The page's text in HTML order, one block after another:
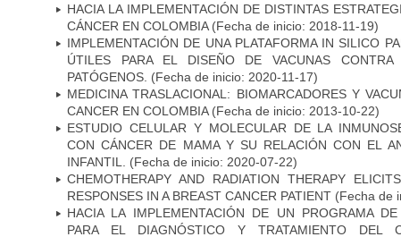
HACIA LA IMPLEMENTACIÓN DE DISTINTAS
CÁNCER EN COLOMBIA(Fecha de inicio: 2018-11-19)
IMPLEMENTACIÓN DE UNA PLATAFORMA IN SILICO
ÚTILES PARA EL DISEÑO DE VACUNAS
PATÓGENOS. (Fecha de inicio: 2020-11-17)
MEDICINA TRASLACIONAL: BIOMARCADORES Y
CANCER EN COLOMBIA(Fecha de inicio: 2013-10-22)
ESTUDIO CELULAR Y MOLECULAR DE LA
CON CÁNCER DE MAMA Y SU RELACIÓN CON EL
INFANTIL.
(Fecha de inicio: 2020-07-22)
CHEMOTHERAPY AND RADIATION THERAPY
RESPONSES IN A BREAST CANCER PATIENT (Fecha de
HACIA LA IMPLEMENTACIÓN DE UN PROGRAMA
PARA EL DIAGNÓSTICO Y TRATAMIENTO DEL